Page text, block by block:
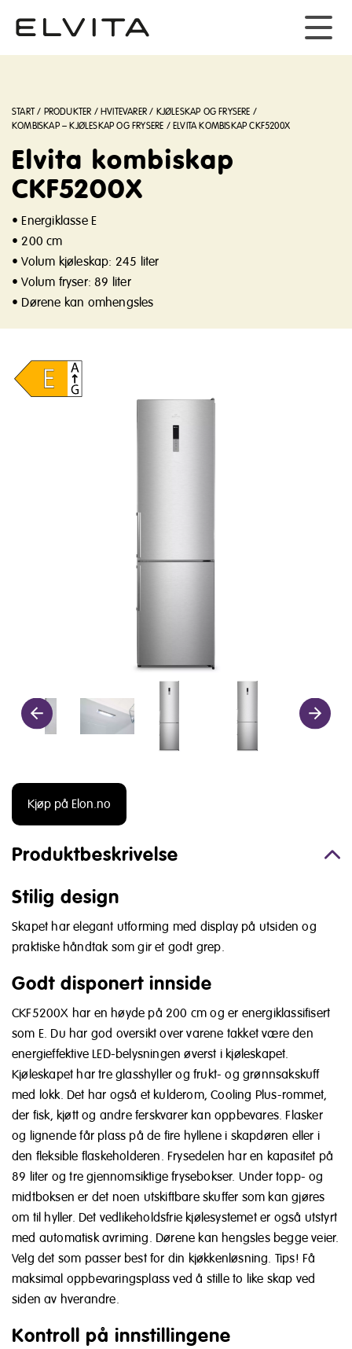
START/ PRODUKTER /HVITEVARER / KJØLESKAP OG FRYSERE /
KOMBISKAP – KJØLESKAP OG FRYSERE /ELVITA KOMBISKAP CKF5200X
Elvita kombiskap
CKF5200X
• Energiklasse E
• 200 cm
• Volum kjøleskap: 245 liter
• Volum fryser: 89 liter
• Dørene kan omhengsles
Kjøp på Elon.no
Produktbeskrivelse
Stilig design
Skapet har elegant utforming med display på utsiden og
praktiske håndtak som gir et godt grep.
Godt disponert innside
CKF5200X har en høyde på 200 cm og er energiklassifisert
som E. Du har god oversikt over varene takket være den
energieffektive LED-belysningen øverst i kjøleskapet.
Kjøleskapet har tre glasshyller og frukt- og grønnsakskuff
med lokk. Det har også et kulderom, Cooling Plus-rommet,
der fisk, kjøtt og andre ferskvarer kan oppbevares. Flasker
og lignende får plass på de fire hyllene i skapdøren eller i
den fleksible flaskeholderen. Frysedelen har en kapasitet på
89 liter og tre gjennomsiktige frysebokser. Under topp- og
midtboksen er det noen utskiftbare skuffer som kan gjøres
om til hyller. Det vedlikeholdsfrie kjølesystemet er også utstyrt
med automatisk avriming. Dørene kan hengsles begge veier.
Velg det som passer best for din kjøkkenløsning. Tips! Få
maksimal oppbevaringsplass ved å stille to like skap ved
siden av hverandre.
Kontroll på innstillingene